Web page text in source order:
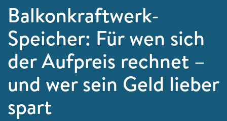
Balkonkraftwerk-
Speicher: Für wen sich
der Aufpreis rechnet –
und wer sein Geld lieber
spart